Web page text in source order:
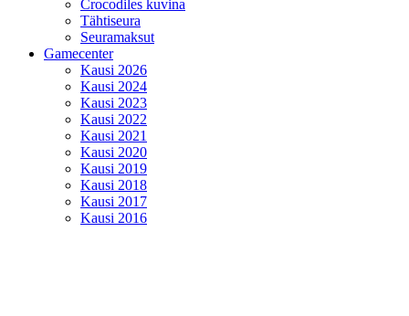
Crocodiles kuvina
Tähtiseura
Seuramaksut
Gamecenter
Kausi 2026
Kausi 2024
Kausi 2023
Kausi 2022
Kausi 2021
Kausi 2020
Kausi 2019
Kausi 2018
Kausi 2017
Kausi 2016